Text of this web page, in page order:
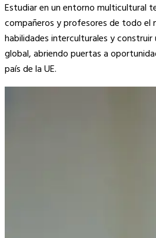
Estudiar en un entorno multicultural
compañeros y profesores de todo el
habilidades interculturales y
global, abriendo puertas a
país de la UE.